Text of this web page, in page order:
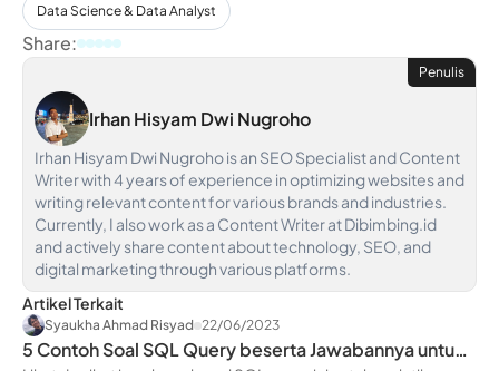
Data Science & Data Analyst
Share:
Penulis
Irhan Hisyam Dwi Nugroho
Irhan Hisyam Dwi Nugroho is an SEO Specialist and Content
Writer with 4 years of experience in optimizing websites and
writing relevant content for various brands and industries.
Currently, I also work as a Content Writer at Dibimbing.id
and actively share content about technology, SEO, and
digital marketing through various platforms.
Artikel Terkait
Syaukha Ahmad Risyad 22/06/2023
5 Contoh Soal SQL Query beserta Jawabannya untuk